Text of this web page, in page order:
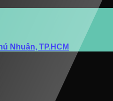
Nhuận, TP.HCM